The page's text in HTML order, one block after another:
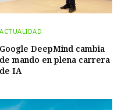
ACTUALIDAD
Google DeepMind cambia
de mando en plena carrera
de IA